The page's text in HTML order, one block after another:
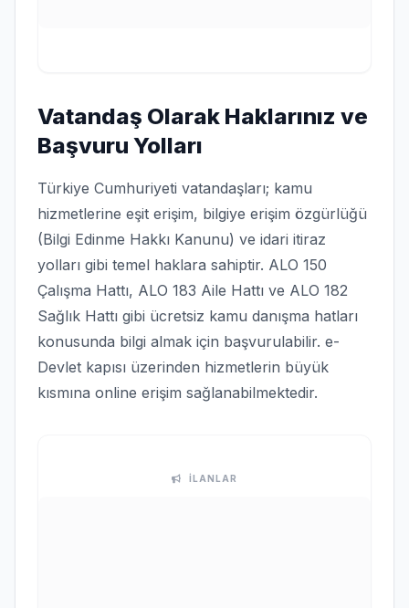
Vatandaş Olarak Haklarınız ve
Başvuru Yolları
Türkiye Cumhuriyeti vatandaşları; kamu
hizmetlerine eşit erişim, bilgiye erişim özgürlüğü
(Bilgi Edinme Hakkı Kanunu) ve idari itiraz
yolları gibi temel haklara sahiptir. ALO 150
Çalışma Hattı, ALO 183 Aile Hattı ve ALO 182
Sağlık Hattı gibi ücretsiz kamu danışma hatları
konusunda bilgi almak için başvurulabilir. e-
Devlet kapısı üzerinden hizmetlerin büyük
kısmına online erişim sağlanabilmektedir.
İLANLAR